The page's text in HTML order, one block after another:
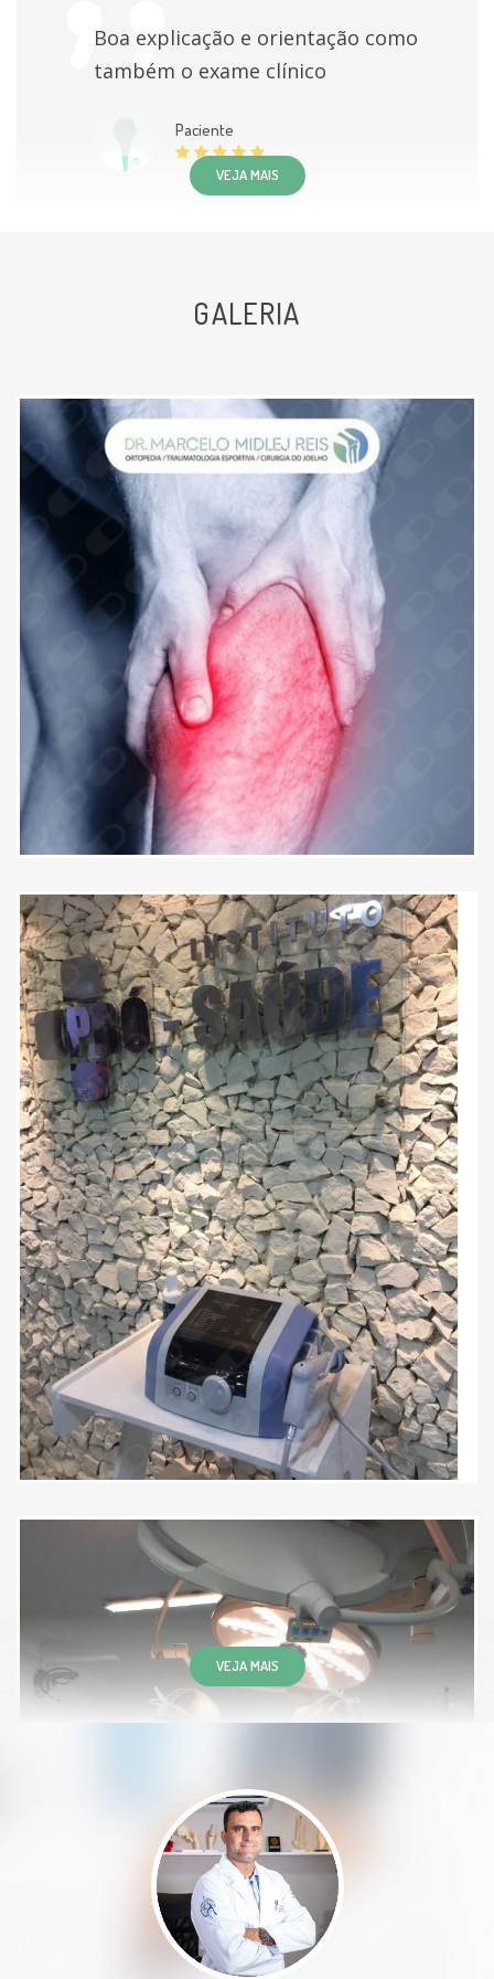
Infiltração de substâncias em cavidade sinovial
(articulação)
Artroscopia Cirurgica Do Joelho
Boa explicação e orientação como
também o exame clínico
Paciente
Ótimo profissional, atencioso
Médico atencioso e muito
competente. Realizei infiltração
nos joelhos e tive um resultado
maravilhoso! Gratidão!
Paciente
Atencioso, consciente e tem
empatia pelos pacientes.
Paciente
Dr.Marcelo e o melhor que já fui
atendida, excelente profissional
Paciente
Atendemento excelente Dr Marcelo
deixa o paciente bem tranquilo é
bem claro na explicações.obgd
Paciente
Ele é um médico maravilhoso ele
atende as pessoas super bem é a
precioso tem paciência examina o
que que você fala onde está
doendo e não mexe com nota 100
VEJA MAIS
GALERIA
VEJA MAIS